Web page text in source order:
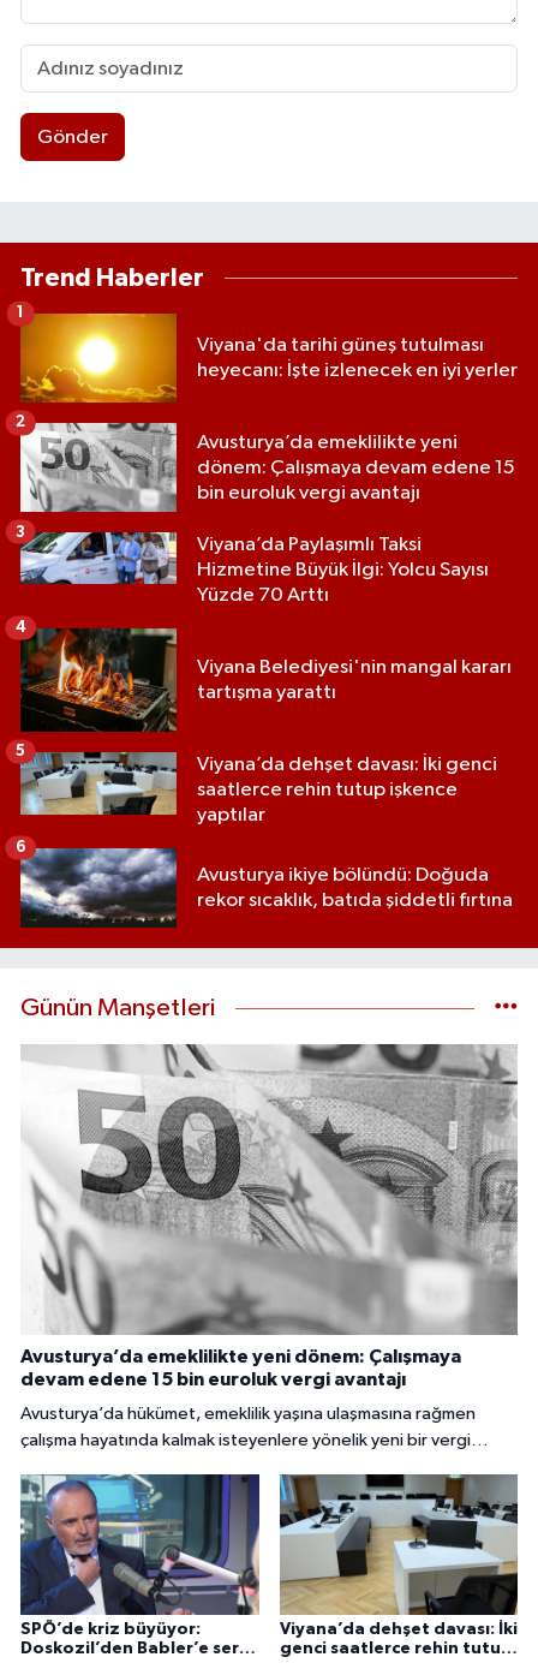
Gönder
Trend Haberler
Viyana'da tarihi güneş tutulması
heyecanı: İşte izlenecek en iyi yerler
1
Avusturya’da emeklilikte yeni
dönem: Çalışmaya devam edene 15
bin euroluk vergi avantajı
2
Viyana’da Paylaşımlı Taksi
Hizmetine Büyük İlgi: Yolcu Sayısı
Yüzde 70 Arttı
3
Viyana Belediyesi'nin mangal kararı
tartışma yarattı
4
Viyana’da dehşet davası: İki genci
saatlerce rehin tutup işkence
yaptılar
5
Avusturya ikiye bölündü: Doğuda
rekor sıcaklık, batıda şiddetli fırtına
6
Günün Manşetleri
Avusturya’da emeklilikte yeni dönem: Çalışmaya
devam edene 15 bin euroluk vergi avantajı
Avusturya’da hükümet, emeklilik yaşına ulaşmasına rağmen
çalışma hayatında kalmak isteyenlere yönelik yeni bir vergi
2027’den itibaren yürürlüğe girmesi planlanıyor. Düzenleme
kapsamında gerekli şartları karşılayan kişiler yılda 15 bin euroya
kadar vergiden muaf gelir avantajından yararlanabilecek.
Yaklaşık 90 bin kişinin uygulama kapsamına girebileceği
belirtiliyor.
SPÖ’de kriz büyüyor:
Doskozil’den Babler’e sert
Viyana’da dehşet davası: İki
genci saatlerce rehin tutup